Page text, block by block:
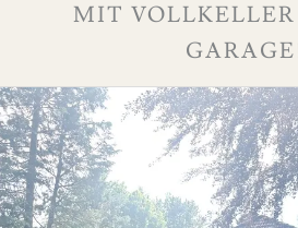
MIT